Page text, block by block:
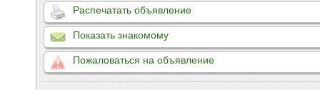
Распечатать объявление
Показать знакомому
Пожаловаться на объявление